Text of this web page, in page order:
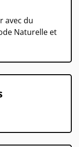
avec du
Naturelle et